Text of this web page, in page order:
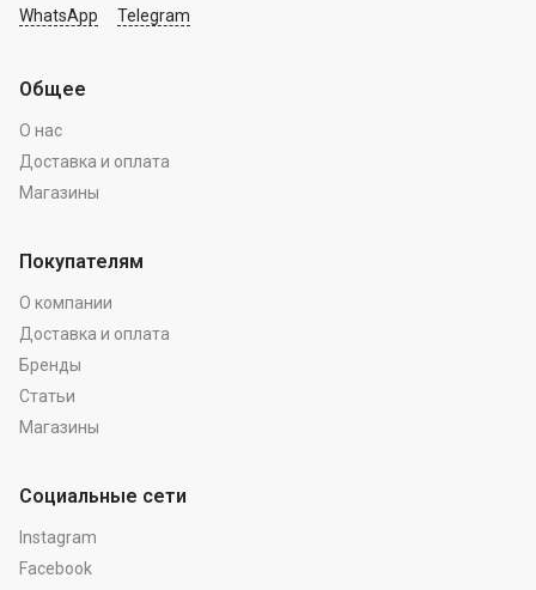
WhatsApp Telegram
Общее
О нас
Доставка и оплата
Магазины
Покупателям
О компании
Доставка и оплата
Бренды
Статьи
Магазины
Социальные сети
Instagram
Facebook